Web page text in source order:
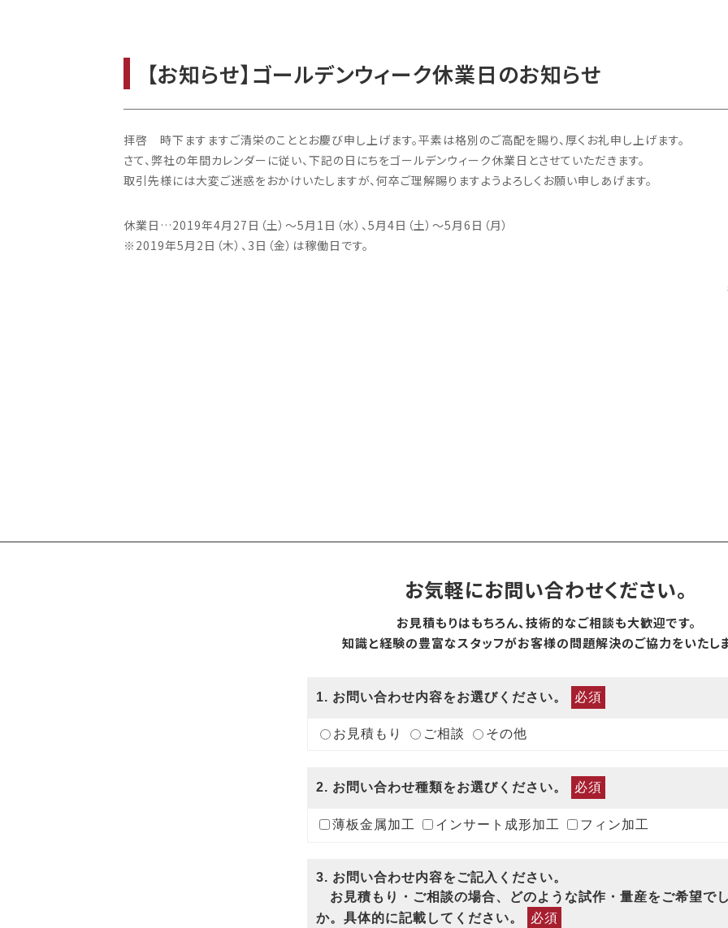
【お知らせ】ゴールデンウィーク休業日のお知らせ
拝啓 時下ますますご清栄のこととお慶び申し上げます。平素は格別のご高配を賜り、厚くお礼申し上げます。
さて、弊社の年間カレンダーに従い、下記の日にちをゴールデンウィーク休業日とさせていただきます。
取引先様には大変ご迷惑をおかけいたしますが、何卒ご理解賜りますようよろしくお願い申しあげます。
休業日…2019年4月27日（土）〜5月1日（水）、5月4日（土）〜5月6日（月）
※2019年5月2日（木）、3日（金）は稼働日です。
お気軽にお問い合わせください。
お見積もりはもちろん、技術的なご相談も大歓迎です。
知識と経験の豊富なスタッフがお客様の問題解決のご協力をいたしま
1. お問い合わせ内容をお選びください。 必須
お見積もり ご相談 その他
2. お問い合わせ種類をお選びください。 必須
薄板金属加工 インサート成形加工 フィン加工
3. お問い合わせ内容をご記入ください。
お見積もり・ご相談の場合、どのような試作・量産をご希望で
か。具体的に記載してください。
必須